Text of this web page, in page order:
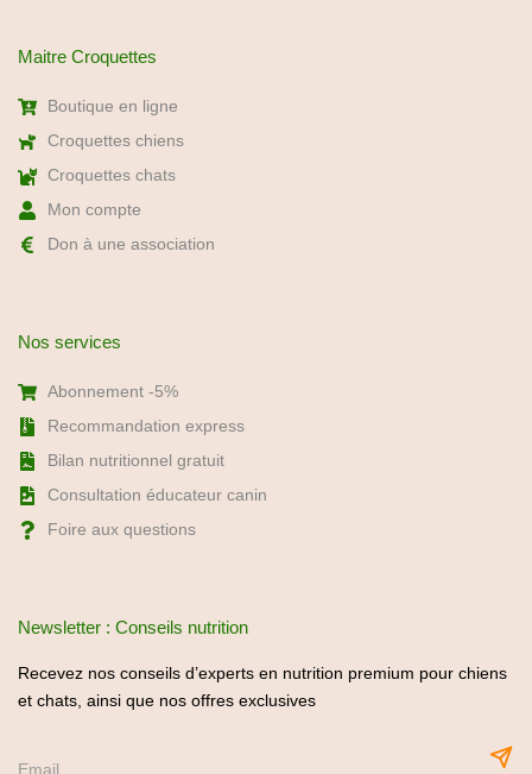
Maitre Croquettes
Boutique en ligne
Croquettes chiens
Croquettes chats
Mon compte
Don à une association
Nos services
Abonnement -5%
Recommandation express
Bilan nutritionnel gratuit
Consultation éducateur canin
Foire aux questions
Newsletter : Conseils nutrition
Recevez nos conseils d’experts en nutrition premium pour chiens
et chats, ainsi que nos offres exclusives